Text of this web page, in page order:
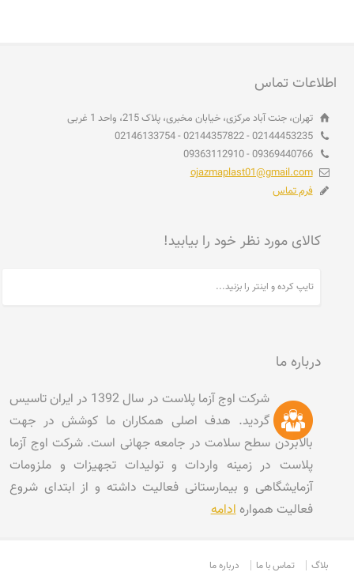
اطلاعات تماس
تهران، جنت آباد مرکزی، خیابان مخبری، پلاک 215، واحد 1 غربی
02144453235 - 02144357822 - 02146133754
09369440766 - 09363112910
ojazmaplast01@gmail.com
فرم تماس
کالای مورد نظر خود را بیابید!
درباره ما
شرکت اوج آزما پلاست در سال 1392 در ایران تاسیس
گردید. هدف اصلی همکاران ما کوشش در جهت
بالابردن سطح سلامت در جامعه جهانی است. شرکت اوج آزما
پلاست در زمینه واردات و تولیدات تجهیزات و ملزومات
آزمایشگاهی و بیمارستانی فعالیت داشته و از ابتدای شروع
فعالیت هموارهادامه
درباره ما تماس با ما بلاگ